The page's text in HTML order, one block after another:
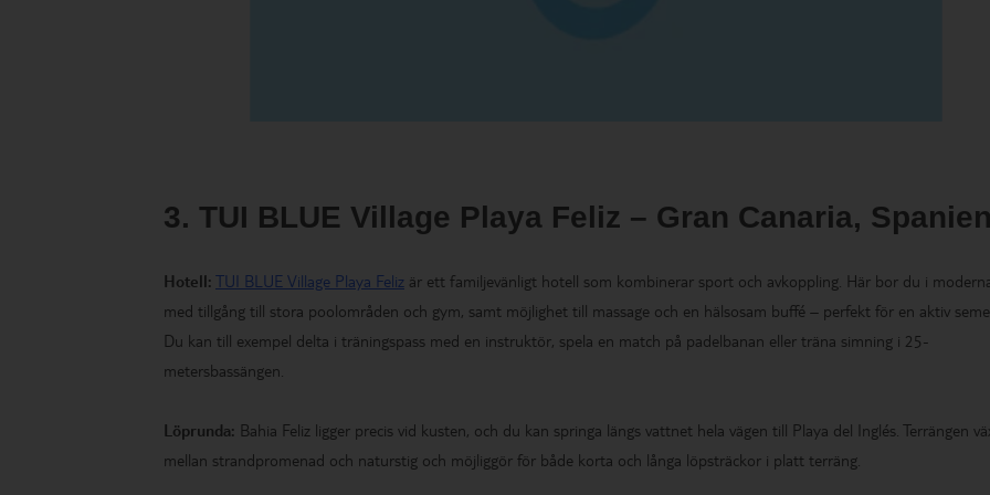
3. TUI BLUE Village Playa Feliz – Gran Canaria, Spanien
Hotell: TUI BLUE Village Playa Feliz är ett familjevänligt hotell som kombinerar sport och avkoppling. Här bor du i
med tillgång till stora poolområden och gym, samt möjlighet till massage och en hälsosam buffé – perfekt för en aktiv
Du kan till exempel delta i träningspass med en instruktör, spela en match på padelbanan eller träna simning i 25-
metersbassängen.
Löprunda: Bahia Feliz ligger precis vid kusten, och du kan springa längs vattnet hela vägen till Playa del Inglés. Terrängen
mellan strandpromenad och naturstig och möjliggör för både korta och långa löpsträckor i platt terräng.